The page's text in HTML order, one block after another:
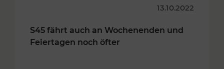
13.10.2022
S45 fährt auch an Wochenenden und
Feiertagen noch öfter